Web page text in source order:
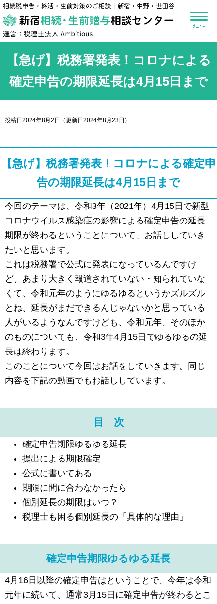
新宿相続・生前
【急げ】税務署発表！コロナによる
確定申告の期限延長は4月15日まで
投稿日2024年8月2日 （更新日2024年8月23日）
【急げ】税務署発表！コロナによる確定申
告の期限延長は4月15日まで
今回のテーマは、令和3年（2021年）4月15日で新型
コロナウイルス感染症の影響による確定申告の延長
期限が終わるということについて、お話ししていき
たいと思います。
これは税務署で公式に発表になっているんですけ
ど、あまり大きく報道されていない・知られていな
くて、令和元年のようにゆるゆるというかズルズル
とね、延長がまだできるんじゃないかと思っている
人がいるようなんですけども、令和元年、そのほか
のものについても、令和3年4月15日でゆるゆるの延
長は終わります。
このことについて今回はお話をしていきます。同じ
内容を下記の動画でもお話ししています。
目 次
確定申告期限ゆるゆる延長
提出による期限確定
公式に書いてある
期限に間に合わなかったら
個別延長の期限はいつ？
税理士も困る個別延長の「具体的な理由」
確定申告期限ゆるゆる延長
4月16日以降の確定申告はということで、今年は令和
元年に続いて、通常3月15日に確定申告が終わるとこ